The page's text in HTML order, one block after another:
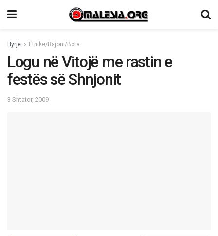
Hyrje Etnike/Rajoni/Bota
Logu në Vitojë me rastin e
festës së Shnjonit
3 Shtator, 2009